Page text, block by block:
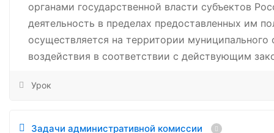
органами государственной власти субъектов
деятельность в пределах предоставленных им
осуществляется на территории
воздействия в соответствии с действующим
Урок
Задачи административной комиссии